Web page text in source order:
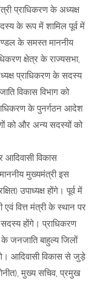
प्राधिकरण के अध्यक्ष
के रूप में शामिल पूर्व में
के समस्त माननीय
क्षेत्र के राज्यसभा,
प्राधिकरण के सदस्य
विकास विभाग को
के पुनर्गठन आदेश
को और अन्य सदस्यों को
आदिवासी विकास
मुख्यमंत्री इस
उपाध्यक्ष होंगे। पूर्व में
वित्त मंत्री के स्थान पर
होंगे। प्राधिकरण
जनजाति बाहुल्य जिलों
आदिवासी विकास से जुड़े
मुख्य सचिव, प्रमुख